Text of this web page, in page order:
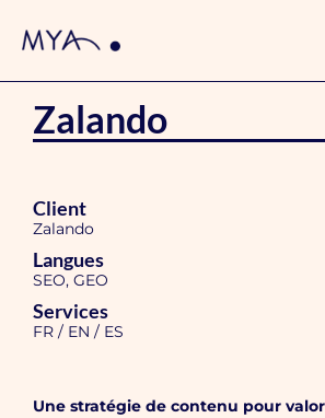
Zalando
Client
Zalando
Langues
SEO, GEO
Services
FR / EN / ES
Une stratégie de contenu pour